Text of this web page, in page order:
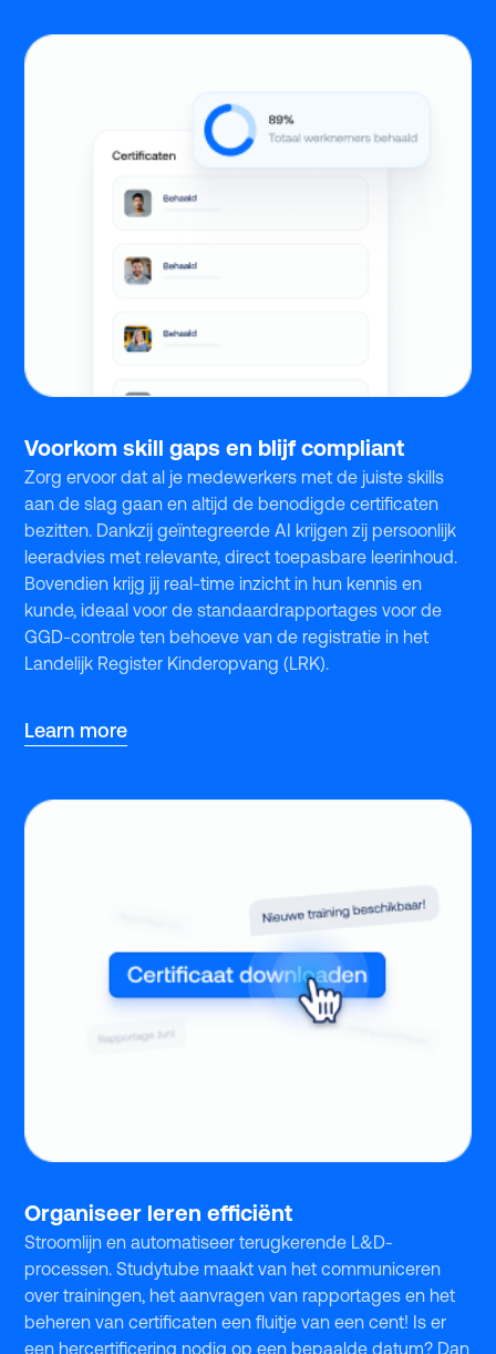
Voorkom skill gaps en blijf compliant
Zorg ervoor dat al je medewerkers met de juiste skills
aan de slag gaan en altijd de benodigde certificaten
bezitten. Dankzij geïntegreerde AI krijgen zij persoonlijk
leeradvies met relevante, direct toepasbare leerinhoud.
Bovendien krijg jij real-time inzicht in hun kennis en
kunde, ideaal voor de standaardrapportages voor de
GGD-controle ten behoeve van de registratie in het
Landelijk Register Kinderopvang (LRK).
Learn more
Organiseer leren efficiënt
Stroomlijn en automatiseer terugkerende L&D-
processen. Studytube maakt van het communiceren
over trainingen, het aanvragen van rapportages en het
beheren van certificaten een fluitje van een cent! Is er
een hercertificering nodig op een bepaalde datum? Dan